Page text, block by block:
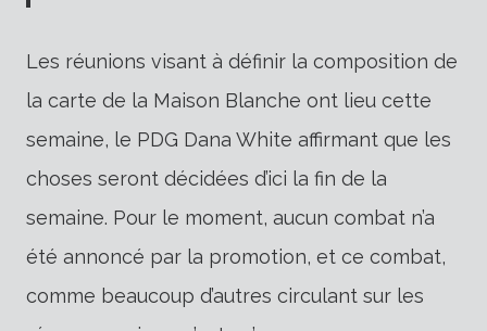
Les réunions visant à définir la composition de
la carte de la Maison Blanche ont lieu cette
semaine, le PDG Dana White affirmant que les
choses seront décidées d’ici la fin de la
semaine. Pour le moment, aucun combat n’a
été annoncé par la promotion, et ce combat,
comme beaucoup d’autres circulant sur les